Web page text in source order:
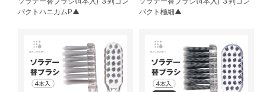
パクトハニカムP▲
パクト極細▲